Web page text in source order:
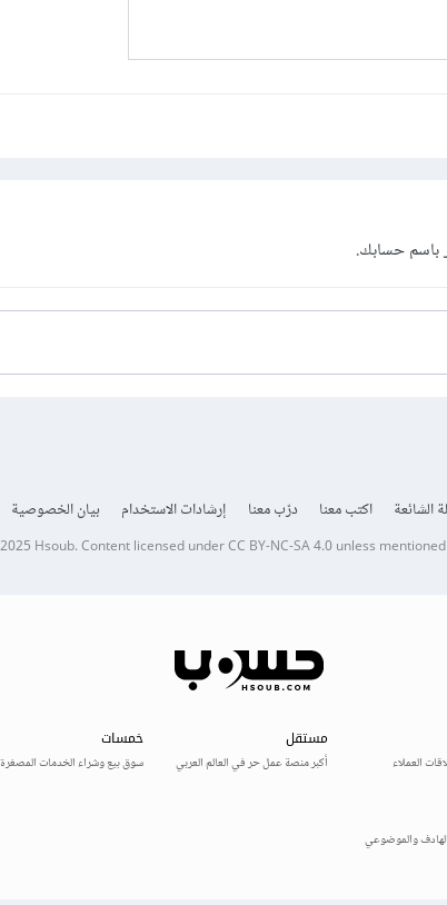
باسم حسابك.
الشائعة اكتب معنا درّب معنا إرشادات الاستخدام بيان الخصوصية
Hsoub.Content licensed underCC BY-NC-SA 4.0unless